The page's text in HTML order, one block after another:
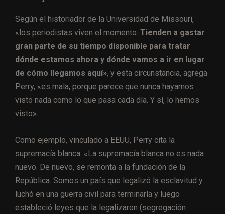
Según el historiador de la Universidad de Missouri,
«los periodistas viven el momento. Tienden a gastar
gran parte de su tiempo disponible para tratar
dónde estamos ahora y dónde vamos a ir en lugar
de cómo llegamos aquí», y esta circunstancia, agrega
Perry, «es mala, porque parece que nunca hayamos
visto nada como lo que pasa cada día. Y sí, lo hemos
visto».
Como ejemplo, vinculado a EEUU, Perry cita la
supremacía blanca: «La supremacía blanca no es nada
nuevo. De nuevo, se remonta a la fundación de la
República. Somos un país que legalizó la esclavitud y
luchó en una guerra civil para terminarla y luego
estableció leyes que la legalizaron (segregación